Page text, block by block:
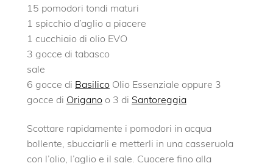
15 pomodori tondi maturi
1 spicchio d’aglio a piacere
1 cucchiaio di olio EVO
3 gocce di tabasco
sale
6 gocce di Basilico Olio Essenziale oppure 3
gocce di Origano o 3 di Santoreggia
Scottare rapidamente i pomodori in acqua
bollente, sbucciarli e metterli in una casseruola
con l’olio, l’aglio e il sale. Cuocere fino alla